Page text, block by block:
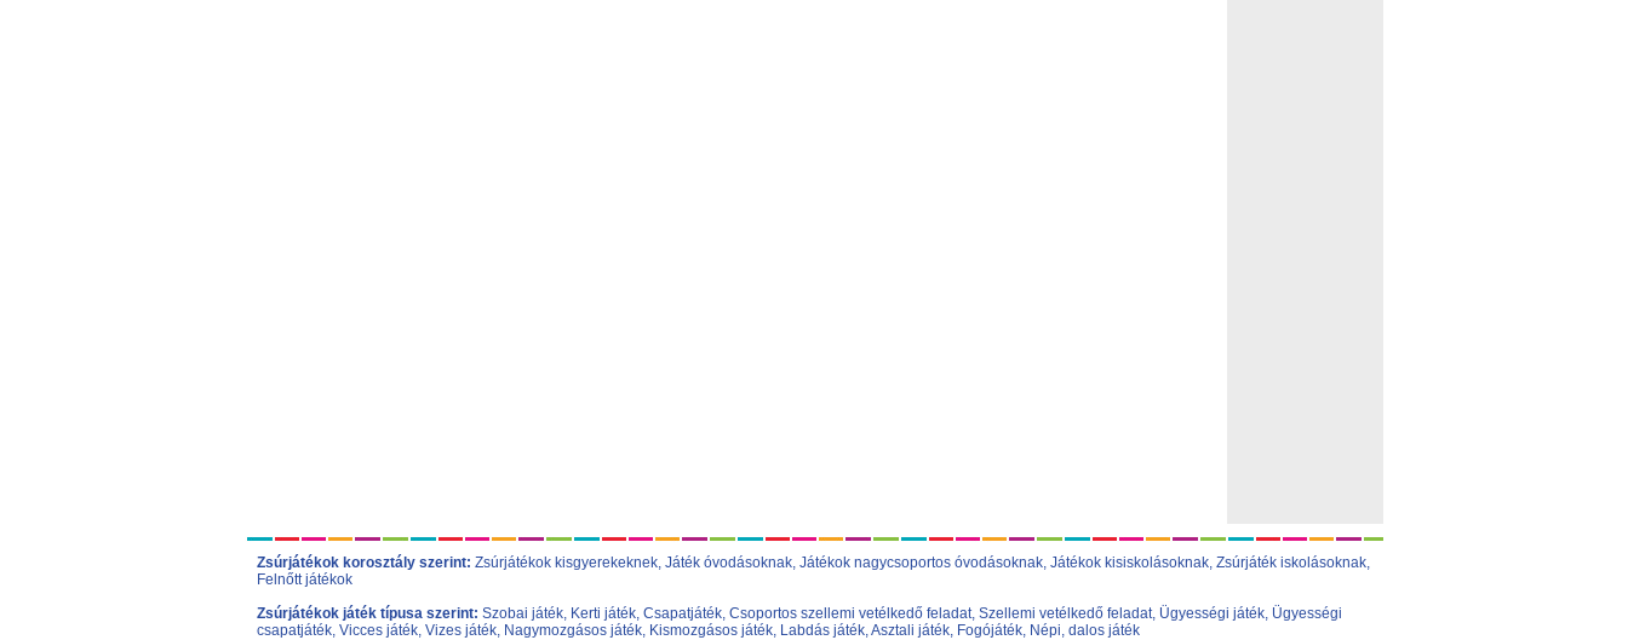
Zsúrjátékok korosztály szerint: Zsúrjátékok kisgyerekeknek, Játék óvodásoknak, Játékok nagycsoportos óvodásoknak, Játékok kisiskolásoknak, Zsúrjáték iskolásoknak,
Felnőtt játékok
Zsúrjátékok játék típusa szerint: Szobai játék, Kerti játék, Csapatjáték, Csoportos szellemi vetélkedő feladat, Szellemi vetélkedő feladat, Ügyességi játék, Ügyességi
csapatjáték, Vicces játék, Vizes játék, Nagymozgásos játék, Kismozgásos játék, Labdás játék,Asztali játék, Fogójáték, Népi, dalos játék